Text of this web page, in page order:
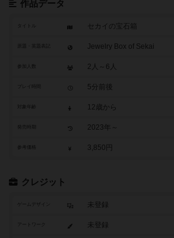
作品データ
タイトル セカイの宝石箱
Jewelry Box of Sekai
参加人数 2人～6人
5分前後
12歳から
2023年～
参考価格 3,850円
クレジット
ゲームデザイン 未登録
アートワーク 未登録